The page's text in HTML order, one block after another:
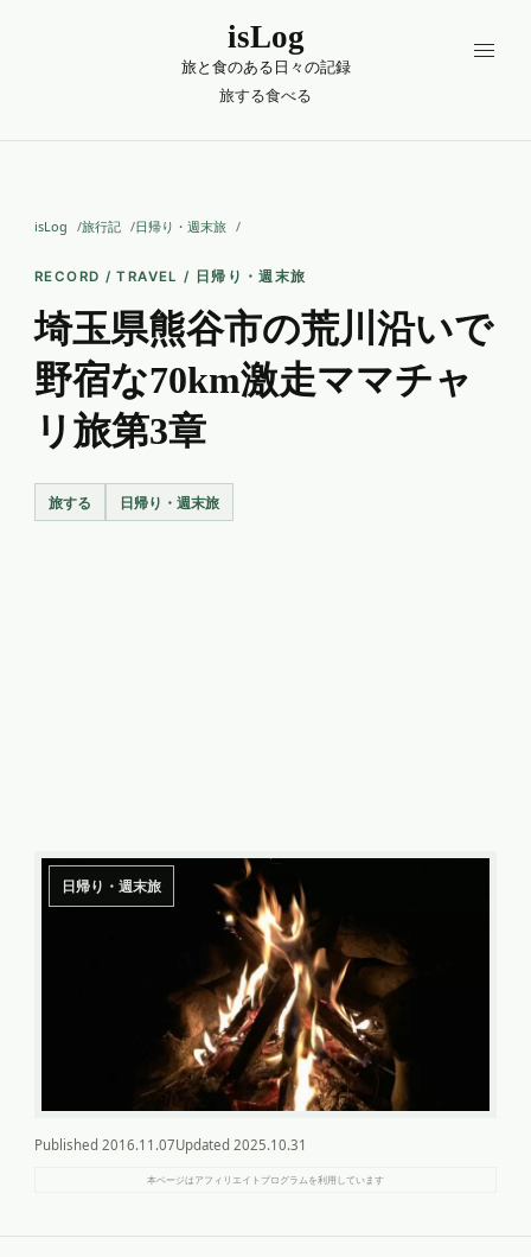
isLog
旅と食のある日々の記録
旅する食べる
isLog 旅行記 日帰り・週末旅
RECORD / TRAVEL / 日帰り・週末旅
埼玉県熊谷市の荒川沿いで
野宿な70km激走ママチャ
リ旅第3章
旅する 日帰り・週末旅
日帰り・週末旅
Published 2016.11.07Updated 2025.10.31
本ページはアフィリエイトプログラムを利用しています